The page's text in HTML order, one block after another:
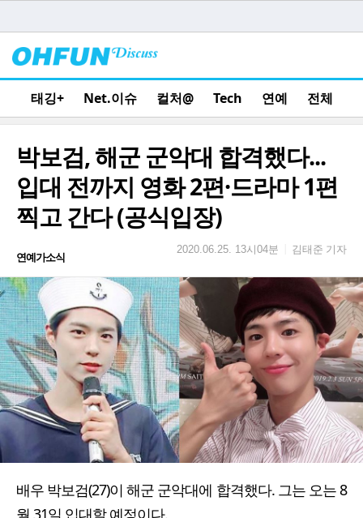
태깅+ Net.이슈 컬처@ Tech 연예 전체
박보검, 해군 군악대 합격했다...
입대 전까지 영화 2편·드라마 1편
찍고 간다 (공식입장)
연예가소식
2020.06.25. 13시04분 김태준 기자
배우 박보검(27)이 해군 군악대에 합격했다. 그는 오는 8
월 31일 입대할 예정이다.